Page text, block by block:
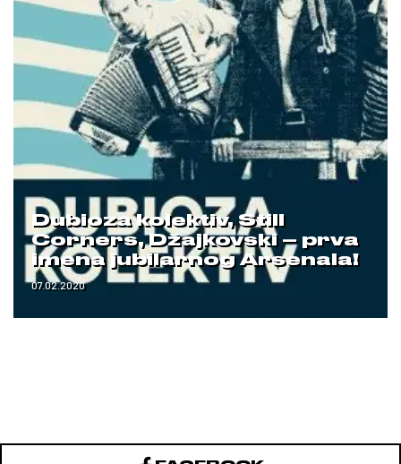
Dubioza kolektiv, Still
Corners, Džajkovski – prva
imena jubilarnog Arsenala!
07.02.2020